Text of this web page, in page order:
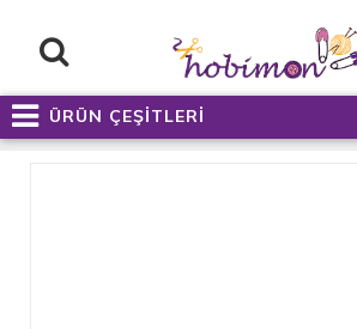
ÜRÜN ÇEŞİTLERİ